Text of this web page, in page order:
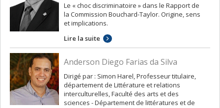
Le « choc discriminatoire » dans le Rapport de
la Commission Bouchard-Taylor. Origine, sens
et implications.
Lire la suite
Anderson Diego Farias da Silva
Dirigé par : Simon Harel, Professeur titulaire,
département de Littérature et relations
interculturelles, Faculté des arts et des
sciences - Département de littératures et de